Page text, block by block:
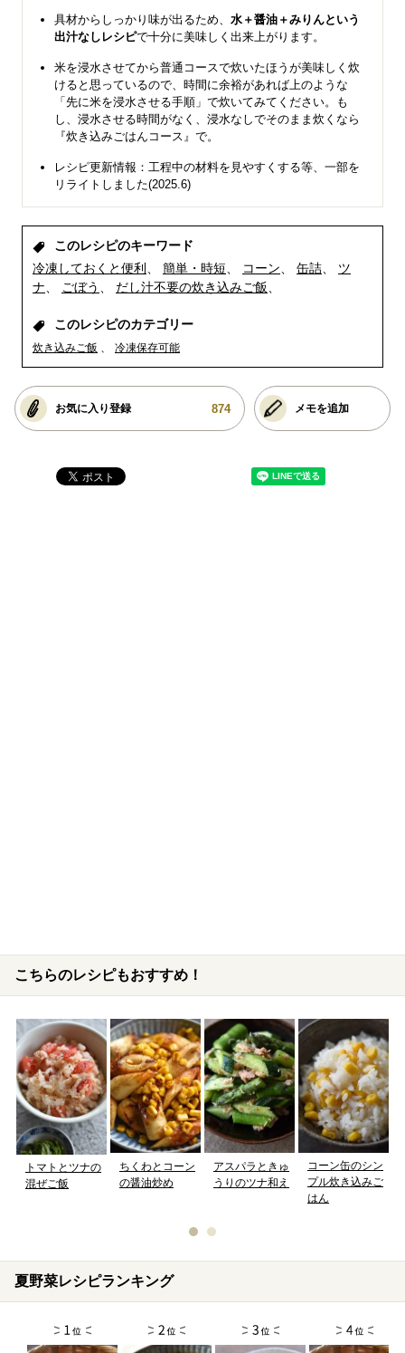
具材からしっかり味が出るため、 水＋醤油＋みりんという
出汁なしレシピで十分に美味しく出来上がります。
米を浸水させてから普通コースで炊いたほうが美味しく炊
けると思っているので、時間に余裕があれば上のような
「先に米を浸水させる手順」で炊いてみてください。も
し、浸水させる時間がなく、浸水なしでそのまま炊くなら
『炊き込みごはんコース』で。
レシピ更新情報：工程中の材料を見やすくする等、一部を
リライトしました(2025.6)
このレシピのキーワード
冷凍しておくと便利
簡単・時短 コーン 缶詰
ツ
ナ
ごぼう だし汁不要の炊き込みご飯
このレシピのカテゴリー
炊き込みご飯 冷凍保存可能
お気に入り登録 874 メモを追加
こちらのレシピもおすすめ！
トマトとツナの
混ぜご飯
ちくわとコーン
の醤油炒め
アスパラときゅ
うりのツナ和え
コーン缶のシン
プル炊き込みご
はん
夏野菜レシピランキング